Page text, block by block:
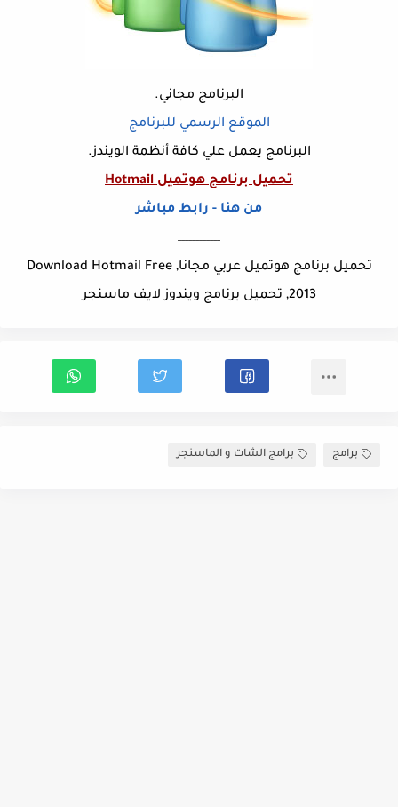
البرنامج مجاني.
الموقع الرسمي للبرنامج
البرنامج يعمل علي كافة أنظمة الويندز.
تحميل برنامج هوتميل Hotmail
من هنا - رابط مباشر
____________
تحميل برنامج هوتميل عربي مجانا, Download Hotmail Free
2013, تحميل برنامج ويندوز لايف ماسنجر
برامج برامج الشات و الماسنجر